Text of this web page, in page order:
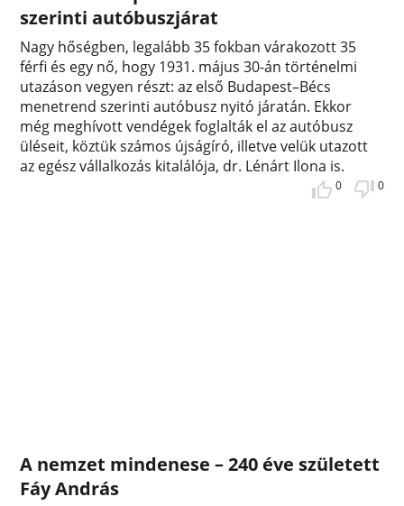
szerinti autóbuszjárat
Nagy hőségben, legalább 35 fokban várakozott 35
férfi és egy nő, hogy 1931. május 30-án történelmi
utazáson vegyen részt: az első Budapest–Bécs
menetrend szerinti autóbusz nyitó járatán. Ekkor
még meghívott vendégek foglalták el az autóbusz
üléseit, köztük számos újságíró, illetve velük utazott
az egész vállalkozás kitalálója, dr. Lénárt Ilona is.
0 0
A nemzet mindenese – 240 éve született
Fáy András